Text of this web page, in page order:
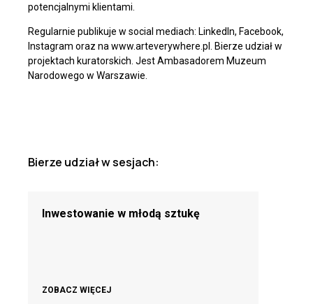
potencjalnymi klientami.
Regularnie publikuje w social mediach: LinkedIn, Facebook,
Instagram oraz na www.arteverywhere.pl. Bierze udział w
projektach kuratorskich. Jest Ambasadorem Muzeum
Narodowego w Warszawie.
Bierze udział w sesjach:
Inwestowanie w młodą sztukę
ZOBACZ WIĘCEJ